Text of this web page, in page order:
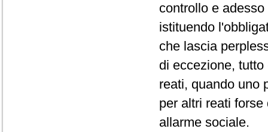
controllo e
istituendo
che lascia
di eccezione,
reati, quando uno
per altri reati
allarme sociale.